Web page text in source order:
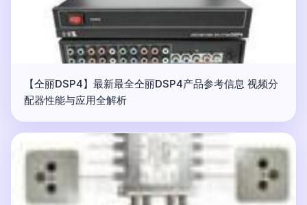
【仝丽DSP4】最新最全仝丽DSP4产品参考信息 视频分
配器性能与应用全解析